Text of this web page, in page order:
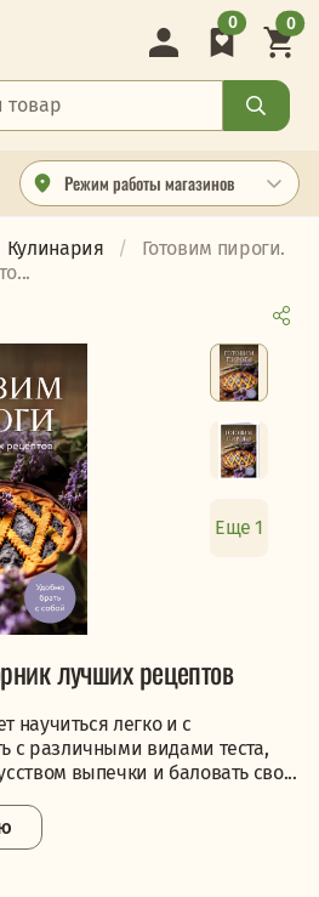
Режим работы магазинов
0 0
Кулинария
Готовим пироги.
Еще 1
лучших рецептов
научиться легко и с
с различными видами теста,
выпечки и баловать сво...